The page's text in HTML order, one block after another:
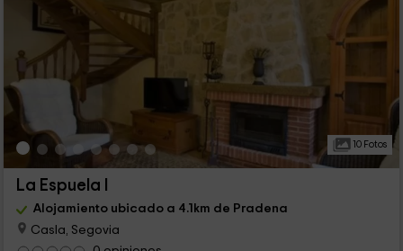
10 Fotos
La Espuela I
Alojamiento ubicado a 4.1km de Pradena
Casla, Segovia